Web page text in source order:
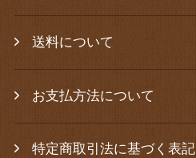
送料について
お支払方法について
特定商取引法に基づく表記